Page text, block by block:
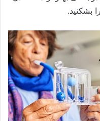
بشکنید.